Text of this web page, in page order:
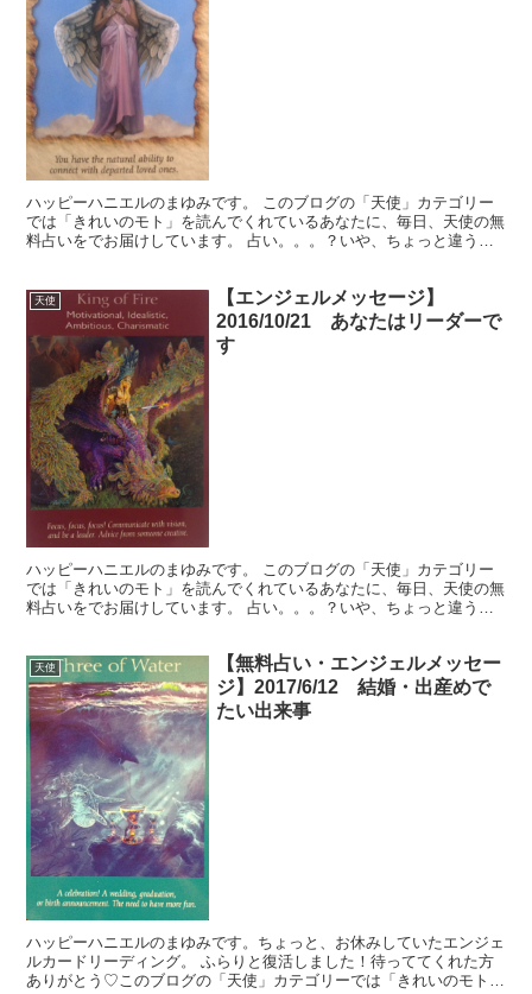
ハッピーハニエルのまゆみです。 このブログの「天使」カテゴリー
では「きれいのモト」を読んでくれているあなたに、毎日、天使の無
料占いをでお届けしています。 占い。。。？いや、ちょっと違うか
天使
【エンジェルメッセージ】
2016/10/21 あなたはリーダーで
す
ハッピーハニエルのまゆみです。 このブログの「天使」カテゴリー
では「きれいのモト」を読んでくれているあなたに、毎日、天使の無
料占いをでお届けしています。 占い。。。？いや、ちょっと違うか
天使
【無料占い・エンジェルメッセー
ジ】2017/6/12 結婚・出産めで
たい出来事
ハッピーハニエルのまゆみです。ちょっと、お休みしていたエンジェ
ルカードリーディング。 ふらりと復活しました！待っててくれた方
ありがとう♡このブログの「天使」カテゴリーでは「きれいのモト」